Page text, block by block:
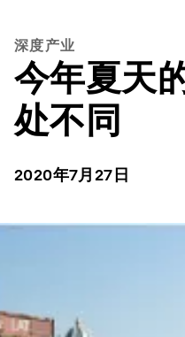
深度产业
今年夏天
处不同
2020年7月27日